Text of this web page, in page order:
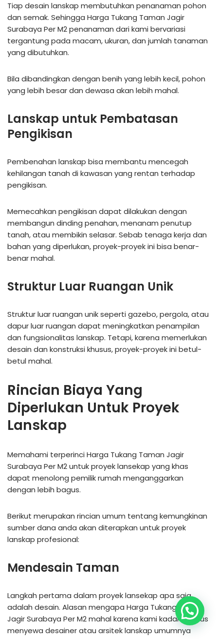
Tiap desain lanskap membutuhkan penanaman pohon
dan semak. Sehingga Harga Tukang Taman Jagir
Surabaya Per M2 penanaman dari kami bervariasi
tergantung pada macam, ukuran, dan jumlah tanaman
yang dibutuhkan.
Bila dibandingkan dengan benih yang lebih kecil, pohon
yang lebih besar dan dewasa akan lebih mahal.
Lanskap untuk Pembatasan
Pengikisan
Pembenahan lanskap bisa membantu mencegah
kehilangan tanah di kawasan yang rentan terhadap
pengikisan.
Memecahkan pengikisan dapat dilakukan dengan
membangun dinding penahan, menanam penutup
tanah, atau membikin selasar. Sebab tenaga kerja dan
bahan yang diperlukan, proyek-proyek ini bisa benar-
benar mahal.
Struktur Luar Ruangan Unik
Struktur luar ruangan unik seperti gazebo, pergola, atau
dapur luar ruangan dapat meningkatkan penampilan
dan fungsionalitas lanskap. Tetapi, karena memerlukan
desain dan konstruksi khusus, proyek-proyek ini betul-
betul mahal.
Rincian Biaya Yang
Diperlukan Untuk Proyek
Lanskap
Memahami terperinci Harga Tukang Taman Jagir
Surabaya Per M2 untuk proyek lansekap yang khas
dapat menolong pemilik rumah menganggarkan
dengan lebih bagus.
Berikut merupakan rincian umum tentang kemungkinan
sumber dana anda akan diterapkan untuk proyek
lanskap profesional:
Mendesain Taman
Langkah pertama dalam proyek lansekap apa saja
adalah desain. Alasan mengapa Harga Tukang Taman
Jagir Surabaya Per M2 mahal karena kami kadang harus
menyewa desainer atau arsitek lanskap umumnya